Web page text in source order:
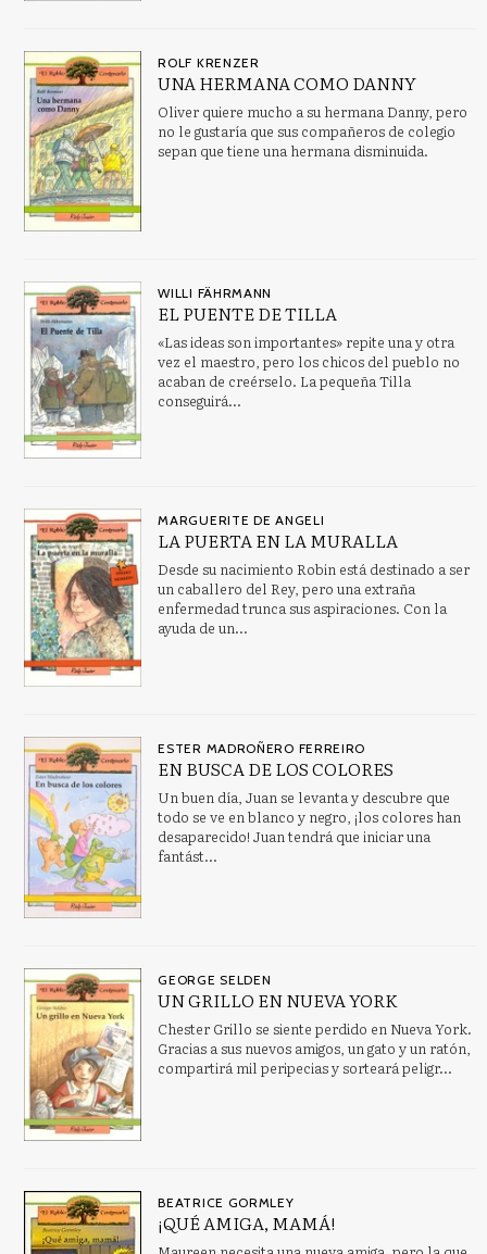
ROLF KRENZER
UNA HERMANA COMO DANNY
Oliver quiere mucho a su hermana Danny, pero
no le gustaría que sus compañeros de colegio
sepan que tiene una hermana disminuida.
WILLI FÄHRMANN
EL PUENTE DE TILLA
«Las ideas son importantes» repite una y otra
vez el maestro, pero los chicos del pueblo no
acaban de creérselo. La pequeña Tilla
conseguirá...
MARGUERITE DE ANGELI
LA PUERTA EN LA MURALLA
Desde su nacimiento Robin está destinado a ser
un caballero del Rey, pero una extraña
enfermedad trunca sus aspiraciones. Con la
ayuda de un...
ESTER MADROÑERO FERREIRO
EN BUSCA DE LOS COLORES
Un buen día, Juan se levanta y descubre que
todo se ve en blanco y negro, ¡los colores han
desaparecido! Juan tendrá que iniciar una
fantást...
GEORGE SELDEN
UN GRILLO EN NUEVA YORK
Chester Grillo se siente perdido en Nueva York.
Gracias a sus nuevos amigos, un gato y un ratón,
compartirá mil peripecias y sorteará peligr...
BEATRICE GORMLEY
¡QUÉ AMIGA, MAMÁ!